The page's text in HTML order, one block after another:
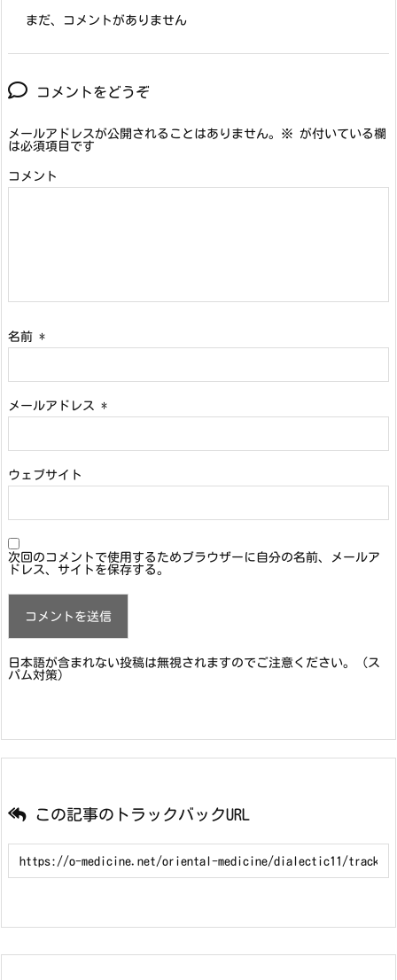
まだ、コメントがありません
コメントをどうぞ
メールアドレスが公開されることはありません。 ※ が付いている欄
は必須項目です
コメント
名前 *
メールアドレス *
ウェブサイト
次回のコメントで使用するためブラウザーに自分の名前、メールア
ドレス、サイトを保存する。
日本語が含まれない投稿は無視されますのでご注意ください。（ス
パム対策）
この記事のトラックバックURL